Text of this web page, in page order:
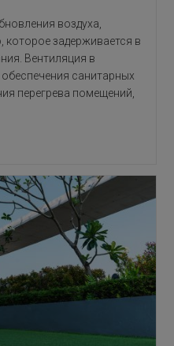
воздуха,
задерживается в
Вентиляция в
санитарных
перегрева помещений,